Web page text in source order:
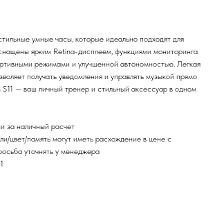
умные часы, которые идеально подходят для
ярким Retina-дисплеем, функциями мониторинга
режимами и улучшенной автономностью. Легкая
получать уведомления и управлять музыкой прямо
S11 — ваш личный тренер и стильный аксессуар в одном
за наличный расчет
цвет/память могут иметь расхождение в цене с
уточнять у менеджера